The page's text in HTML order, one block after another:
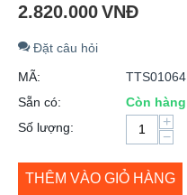
2.820.000VNĐ
Đặt câu hỏi
MÃ:
TTS01064
Sẵn có:
Còn hàng
Số lượng:
+
−
THÊM VÀO GIỎ HÀNG